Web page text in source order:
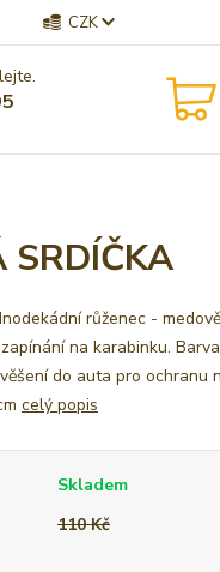
CZK
SRDÍČKA
růženec -
na karabinku.
do auta pro ochranu
celý popis
Skladem
110 Kč